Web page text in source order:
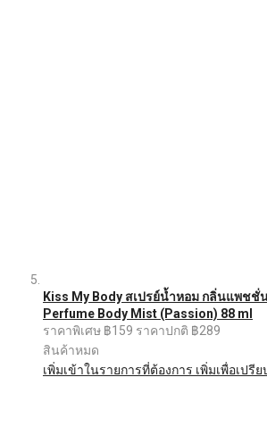
Kiss My Body สเปรย์น้ำหอม กลิ่นแพชชั่
Perfume Body Mist (Passion) 88 ml
ราคาพิเศษ ฿159 ราคาปกติ ฿289
สินค้าหมด
เพิ่มเข้าในรายการที่ต้องการ เพิ่มเพื่อเปรีย